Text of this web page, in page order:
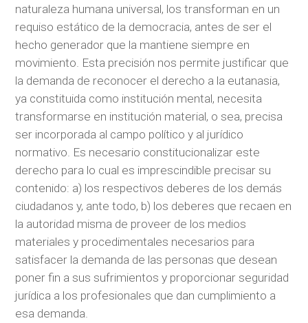
naturaleza humana universal, los transforman en un
requiso estático de la democracia, antes de ser el
hecho generador que la mantiene siempre en
movimiento. Esta precisión nos permite justificar que
la demanda de reconocer el derecho a la eutanasia,
ya constituida como institución mental, necesita
transformarse en institución material, o sea, precisa
ser incorporada al campo político y al jurídico
normativo. Es necesario constitucionalizar este
derecho para lo cual es imprescindible precisar su
contenido: a) los respectivos deberes de los demás
ciudadanos y, ante todo, b) los deberes que recaen en
la autoridad misma de proveer de los medios
materiales y procedimentales necesarios para
satisfacer la demanda de las personas que desean
poner fin a sus sufrimientos y proporcionar seguridad
jurídica a los profesionales que dan cumplimiento a
esa demanda.